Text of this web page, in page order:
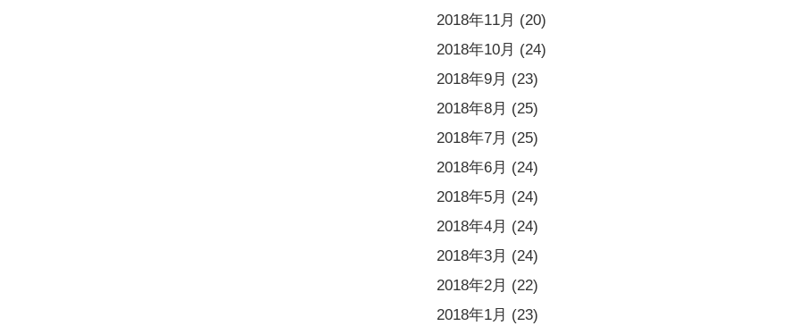
2018年11月 (20)
2018年10月 (24)
2018年9月 (23)
2018年8月 (25)
2018年7月 (25)
2018年6月 (24)
2018年5月 (24)
2018年4月 (24)
2018年3月 (24)
2018年2月 (22)
2018年1月 (23)